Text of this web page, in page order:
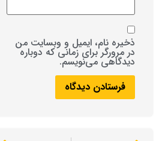
ذخیره نام، ایمیل و وبسایت من
در مرورگر برای زمانی که دوباره
دیدگاهی می‌نویسم.